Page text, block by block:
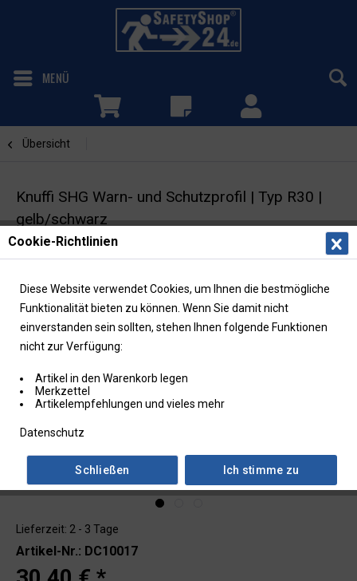
MENÜ
Übersicht
Knuffi SHG Warn- und Schutzprofil | Typ R30 |
gelb/schwarz
Lieferzeit: 2 - 3 Tage
Artikel-Nr.: DC10017
Cookie-Richtlinien
Diese Website verwendet Cookies, um Ihnen die bestmögliche
Funktionalität bieten zu können. Wenn Sie damit nicht
einverstanden sein sollten, stehen Ihnen folgende Funktionen
nicht zur Verfügung:
Artikel in den Warenkorb legen
Merkzettel
Artikelempfehlungen und vieles mehr
Datenschutz
Ich stimme zu
Schließen